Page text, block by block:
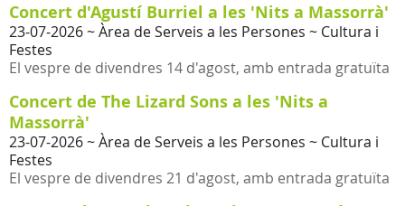
Concert d'Agustí Burriel a les 'Nits a Massorrà'
23-07-2026~ Àrea de Serveis a les Persones ~ Cultura i
Festes
El vespre de divendres 14 d'agost, amb entrada gratuïta
Concert de The Lizard Sons a les 'Nits a
Massorrà'
23-07-2026~ Àrea de Serveis a les Persones ~ Cultura i
Festes
El vespre de divendres 21 d'agost, amb entrada gratuïta